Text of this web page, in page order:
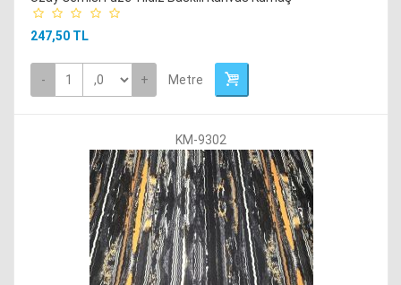
247,50 TL
- + Metre
KM-9302